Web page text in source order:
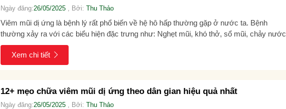
Ngày đăng:26/05/2025, Bởi: Thu Thảo
Viêm mũi dị ứng là bệnh lý rất phổ biến về hệ hô hấp thường gặp ở nước ta. Bệnh
thường xảy ra với các biểu hiện đặc trưng như: Nghẹt mũi, khó thở, sổ mũi, chảy nước
mũi,... Tuy ít...
Xem chi tiết
12+ mẹo chữa viêm mũi dị ứng theo dân gian hiệu quả nhất
Ngày đăng:26/05/2025, Bởi: Thu Thảo